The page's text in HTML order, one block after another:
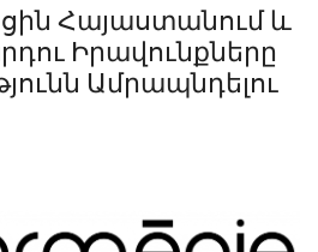
Հայաստանում և
Իրավունքները
Ամրապնդելու